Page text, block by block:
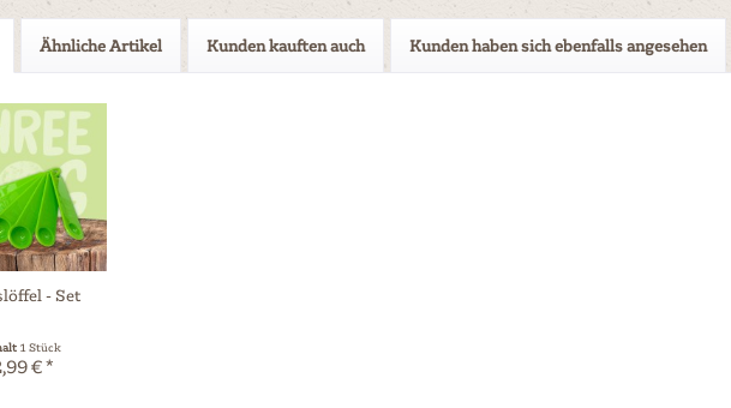
Ähnliche Artikel Kunden kauften auch Kunden haben sich ebenfalls angesehen
- Set
1 Stück
€ *